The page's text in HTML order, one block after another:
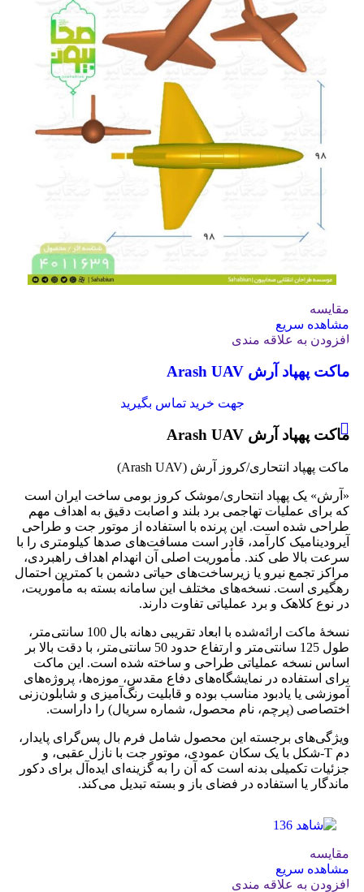
مقایسه
مشاهده سریع
افزودن به علاقه مندی
ماکت پهپاد آرش Arash UAV
جهت خرید تماس بگیرید
ماکت پهپاد آرش Arash UAV
ماکت پهپاد انتحاری/کروز آرش (Arash UAV)
«آرش» یک پهپاد انتحاری/موشک کروز بومی ساخت ایران است
که برای عملیات تهاجمی برد بلند و اصابت دقیق به اهداف مهم
طراحی شده است. این پرنده با استفاده از موتور جت و طراحی
آیرودینامیک کارآمد، قادر است مسافت‌های صدها کیلومتری را با
سرعت بالا طی کند. مأموریت اصلی آن انهدام اهداف راهبردی،
مراکز تجمع نیرو یا زیرساخت‌های حیاتی دشمن با کمترین احتمال
رهگیری است. نسخه‌های مختلف این سامانه بسته به مأموریت،
در نوع کلاهک و برد عملیاتی تفاوت دارند.
نسخهٔ ماکت ارائه‌شده با ابعاد تقریبی دهانه بال 100 سانتی‌متر،
طول 125 سانتی‌متر و ارتفاع حدود 50 سانتی‌متر، با دقت بالا بر
اساس نسخه عملیاتی طراحی و ساخته شده است. این ماکت
برای استفاده در نمایشگاه‌های دفاع مقدس، موزه‌ها، پروژه‌های
آموزشی یا یادبود مناسب بوده و قابلیت رنگ‌آمیزی و شابلون‌زنی
اختصاصی (پرچم، نام محصول، شماره سریال) را داراست.
ویژگی‌های برجسته این محصول شامل فرم بال پس‌گرای پایدار،
دم T‑شکل با یک سکان عمودی، موتور جت با نازل عقبی، و
جزئیات تکمیلی بدنه است که آن را به گزینه‌ای ایده‌آل برای دکور
ماندگار یا استفاده در فضای باز و بسته تبدیل می‌کند.
مقایسه
مشاهده سریع
افزودن به علاقه مندی